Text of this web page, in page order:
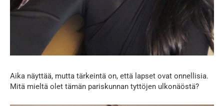
Aika näyttää, mutta tärkeintä on, että lapset ovat onnellisia.
Mitä mieltä olet tämän pariskunnan tyttöjen ulkonäöstä?